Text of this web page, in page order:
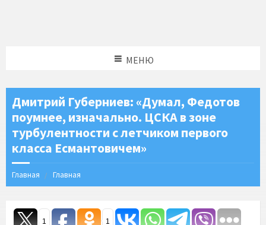
МЕНЮ
Дмитрий Губерниев: «Думал, Федотов
поумнее, изначально. ЦСКА в зоне
турбулентности с летчиком первого
класса Есмантовичем»
Главная Главная
1 1